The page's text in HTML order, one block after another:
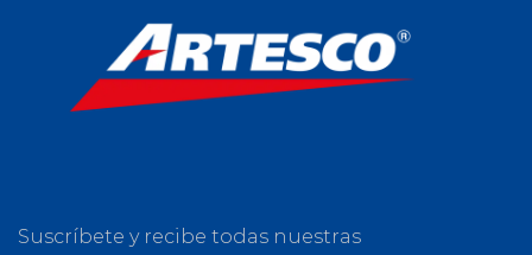
Suscríbete y recibe todas nuestras